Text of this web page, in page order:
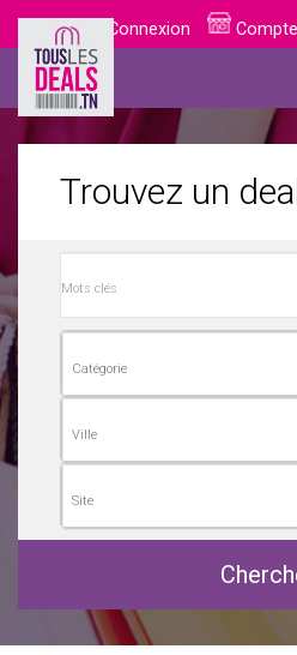
Connexion
Trouvez un